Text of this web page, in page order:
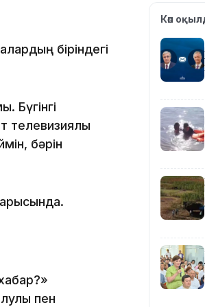
біріндегі
Бүгінгі
бәрін
пен
13:39
13:00
Көп